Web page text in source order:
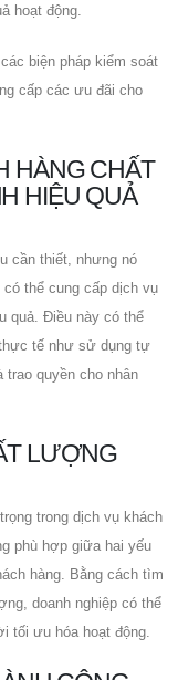
hoạt động.
biện pháp kiểm soát
cấp các ưu đãi cho
HÀNG CHẤT
HIỆU QUẢ
cần thiết, nhưng nó
thể cung cấp dịch vụ
quả. Điều này có thể
tế như sử dụng tự
quyền cho nhân
LƯỢNG
trong dịch vụ khách
phù hợp giữa hai yếu
hàng. Bằng cách tìm
doanh nghiệp có thể
tối ưu hóa hoạt động.